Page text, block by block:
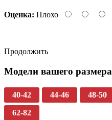
Оценка: Плохо
Продолжить
Модели вашего размера
40-42 44-46 48-50
62-82